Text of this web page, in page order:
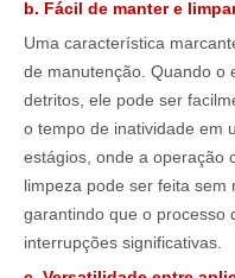
b. Fácil de manter e
Uma característica
de manutenção. Quando o
detritos, ele pode ser
o tempo de inatividade em
estágios, onde a operação
limpeza pode ser feita sem
garantindo que o processo
interrupções significativas.